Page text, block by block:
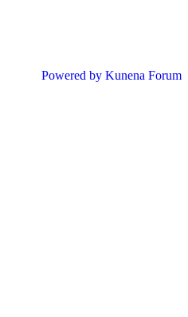
Powered by Kunena Forum